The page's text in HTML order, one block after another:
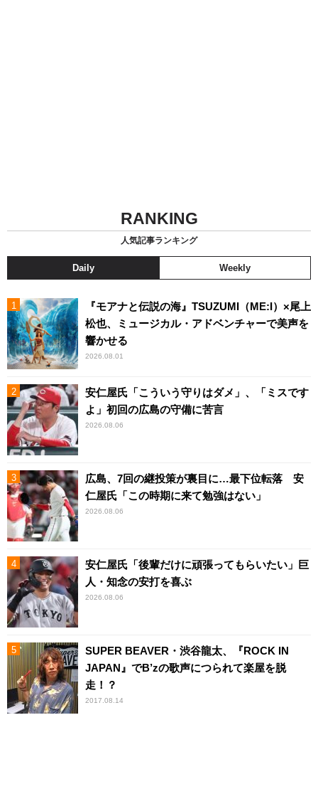
RANKING
人気記事ランキング
Daily Weekly
『モアナと伝説の海』TSUZUMI（ME:I）×尾上
松也、ミュージカル・アドベンチャーで美声を
響かせる
2026.08.01
安仁屋氏「こういう守りはダメ」、「ミスです
よ」初回の広島の守備に苦言
2026.08.06
広島、7回の継投策が裏目に…最下位転落 安
仁屋氏「この時期に来て勉強はない」
2026.08.06
安仁屋氏「後輩だけに頑張ってもらいたい」巨
人・知念の安打を喜ぶ
2026.08.06
SUPER BEAVER・渋谷龍太、『ROCK IN
JAPAN』でB’zの歌声につられて楽屋を脱
走！？
2017.08.14